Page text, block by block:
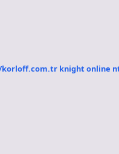
knight online